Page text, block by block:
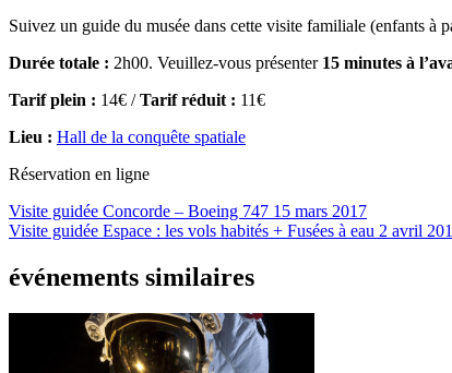
Suivez un guide du musée dans cette visite familiale (enfants à
Durée totale : 2h00. Veuillez-vous présenter 15 minutes à
Tarif plein : 14€ /Tarif réduit : 11€
Lieu : Hall de la conquête spatiale
Réservation en ligne
Visite guidée Concorde – Boeing 747 15 mars 2017
Visite guidée Espace : les vols habités + Fusées à eau 2 avril
événements similaires